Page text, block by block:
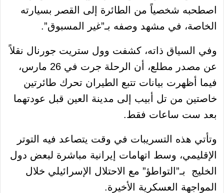
اصطحبه شخصياً من الطائرة إلى القصر بسيارته
الخاصة، في مشهد وصفه بـ”غير المسبوق”.
وفي السياق ذاته، كشفت وول ستريت جورنال نقلاً
عن مصدر مطلع، أن الرحلة جرت في 26 مارس،
فيما أظهرت بيانات تتبع الطيران تحرك طائرتين
خاصتين من تل أبيب إلى مدينة العين قبل عودتهما
بعد ست ساعات فقط.
وتأتي هذه التسريبات في وقت يتصاعد فيه التوتر
الإقليمي، وسط اتهامات إيرانية مباشرة لبعض دول
الخليج بـ”التواطؤ” مع الاحتلال الإسرائيلي خلال
المواجهة العسكرية الأخيرة.